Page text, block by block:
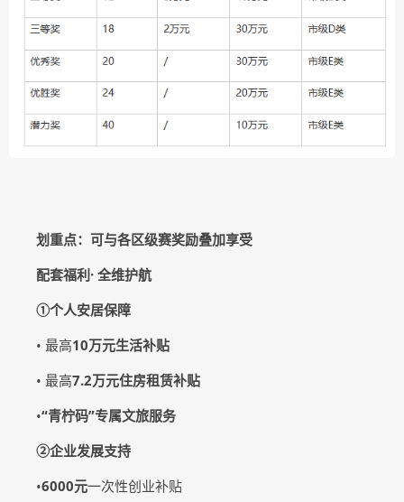
划重点：可与各区级赛奖励叠加享受
配套福利· 全维护航
①个人安居保障
• 最高10万元生活补贴
• 最高7.2万元住房租赁补贴
•“青柠码”专属文旅服务
②企业发展支持
•6000元一次性创业补贴